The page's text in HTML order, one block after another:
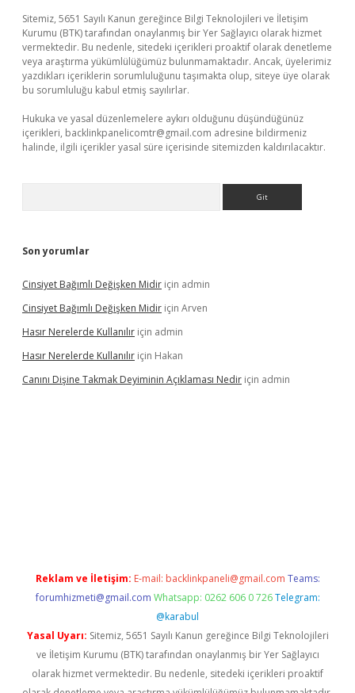
Sitemiz, 5651 Sayılı Kanun gereğince Bilgi Teknolojileri ve İletişim
Kurumu (BTK) tarafından onaylanmış bir Yer Sağlayıcı olarak hizmet
vermektedir. Bu nedenle, sitedeki içerikleri proaktif olarak denetleme
veya araştırma yükümlülüğümüz bulunmamaktadır. Ancak, üyelerimiz
yazdıkları içeriklerin sorumluluğunu taşımakta olup, siteye üye olarak
bu sorumluluğu kabul etmiş sayılırlar.
Hukuka ve yasal düzenlemelere aykırı olduğunu düşündüğünüz
içerikleri, backlinkpanelicomtr@gmail.com adresine bildirmeniz
halinde, ilgili içerikler yasal süre içerisinde sitemizden kaldırılacaktır.
Son yorumlar
Cinsiyet Bağımlı Değişken Midir için admin
Cinsiyet Bağımlı Değişken Midir için Arven
Hasır Nerelerde Kullanılır için admin
Hasır Nerelerde Kullanılır için Hakan
Canını Dişine Takmak Deyiminin Açıklaması Nedir için admin
Reklam ve İletişim: E-mail: backlinkpaneli@gmail.com Teams:
forumhizmeti@gmail.com Whatsapp: 0262 606 0 726 Telegram:
@karabul
Yasal Uyarı: Sitemiz, 5651 Sayılı Kanun gereğince Bilgi Teknolojileri
ve İletişim Kurumu (BTK) tarafından onaylanmış bir Yer Sağlayıcı
olarak hizmet vermektedir. Bu nedenle, sitedeki içerikleri proaktif